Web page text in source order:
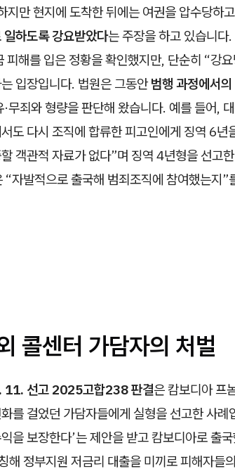
지만 현지에 도착한 뒤에는 여권을 압수당하
하도록 강요받았다는 주장을 하고 있습니다
피해를 입은 정황을 확인했지만, 단순히 “강
입장입니다. 법원은 그동안범행 과정에서
·무죄와 형량을 판단해 왔습니다. 예를 들어,
도 다시 조직에 합류한 피고인에게 징역 6년
객관적 자료가 없다”며 징역 4년형을 선고
자발적으로 출국해 범죄조직에 참여했는지”
콜센터 가담자의 처벌
11. 선고 2025고합238 판결은 캄보디아 프
를 걸었던 가담자들에게 실형을 선고한 사례
보장한다’는 제안을 받고 캄보디아로 출
해 정부지원 저금리 대출을 미끼로 피해자들